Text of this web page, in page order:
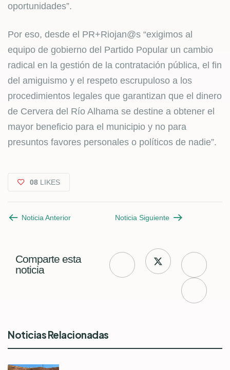
oportunidades”.
Por eso, desde el PR+Riojan@s “exigimos al
equipo de gobierno del Partido Popular un cambio
radical en la gestión de la contratación pública, el fin
del amiguismo y el respeto escrupuloso a los
procedimientos legales que garantizan que el dinero
de Cervera del Río Alhama se destine a obtener el
mayor beneficio para el municipio y no para
presuntos favores personales o políticos de nadie”.
08 LIKES
Noticia Anterior Noticia Siguiente
Comparte esta
noticia
Noticias Relacionadas